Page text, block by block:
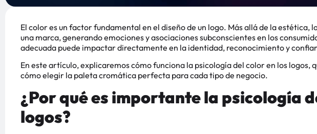
El color es un factor fundamental en el diseño de un logo. Más allá de la estética,
una marca, generando emociones y asociaciones subconscientes en los
adecuada puede impactar directamente en la identidad, reconocimiento y
En este artículo, explicaremos cómo funciona la psicología del color en los logos,
cómo elegir la paleta cromática perfecta para cada tipo de negocio.
¿Por qué es importante la psicología
logos?